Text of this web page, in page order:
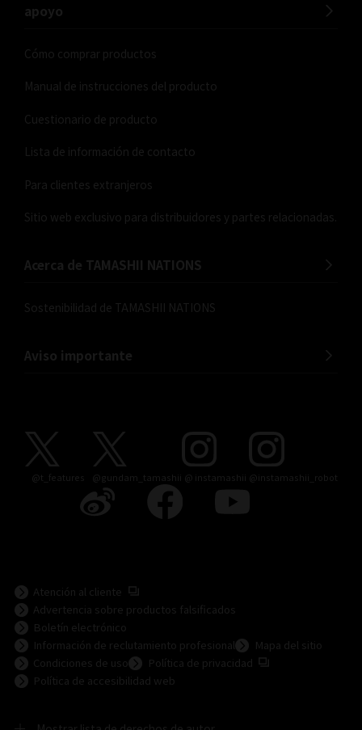
apoyo
Cómo comprar productos
Manual de instrucciones del producto
Cuestionario de producto
Lista de información de contacto
Para clientes extranjeros
Sitio web exclusivo para distribuidores y partes relacionadas.
Acerca de TAMASHII NATIONS
Sostenibilidad de TAMASHII NATIONS
Aviso importante
@t_features @gundam_tamashii @ instamashii @instamashii_robot
Atención al cliente (Se abre en una pestaña nueva)
Advertencia sobre productos falsificados
Boletín electrónico
Información de reclutamiento profesional
Mapa del sitio
Condiciones de uso
Política de privacidad(Se abre en una
Política de accesibilidad web